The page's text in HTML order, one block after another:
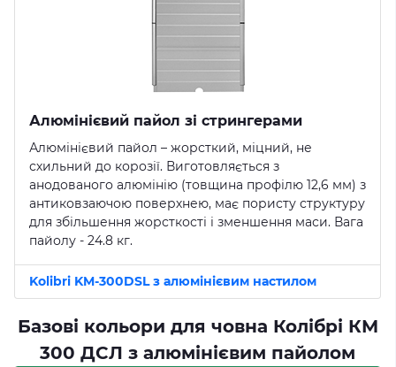
Алюмінієвий пайол зі стрингерами
Алюмінієвий пайол – жорсткий, міцний, не
схильний до корозії. Виготовляється з
анодованого алюмінію (товщина профілю 12,6 мм) з
антиковзаючою поверхнею, має пористу структуру
для збільшення жорсткості і зменшення маси. Вага
пайолу - 24.8 кг.
Kolibri KM-300DSL з алюмінієвим настилом
Базові кольори для човна Колібрі КМ
300 ДСЛ з алюмінієвим пайолом